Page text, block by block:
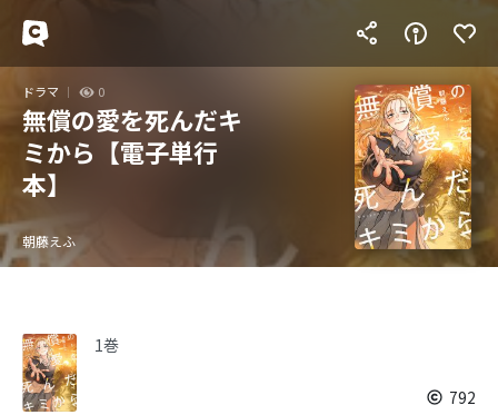
ドラマ 0
無償の愛を死んだキ
ミから【電子単行
本】
朝藤えふ
1巻
792